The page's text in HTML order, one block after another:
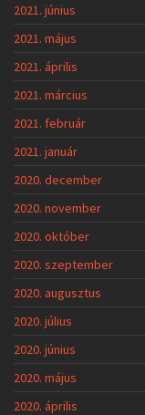
2021. június
2021. május
2021. április
2021. március
2021. február
2021. január
2020. december
2020. november
2020. október
2020. szeptember
2020. augusztus
2020. július
2020. június
2020. május
2020. április